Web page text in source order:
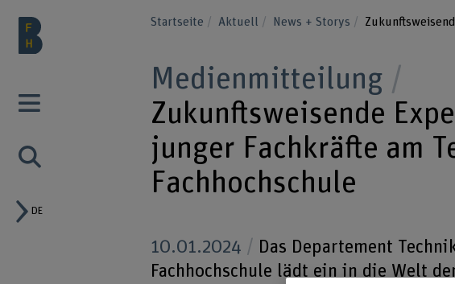
DE
Startseite Aktuell News + Storys
Medienmitteilung
Zukunftsweisende
junger Fachkräfte am
Fachhochschule
10.01.2024
Das Departement
Fachhochschule lädt ein in die Welt